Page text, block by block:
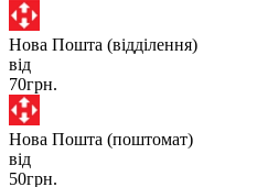
Нова Пошта (відділення)
від
70грн.
Нова Пошта (поштомат)
від
50грн.